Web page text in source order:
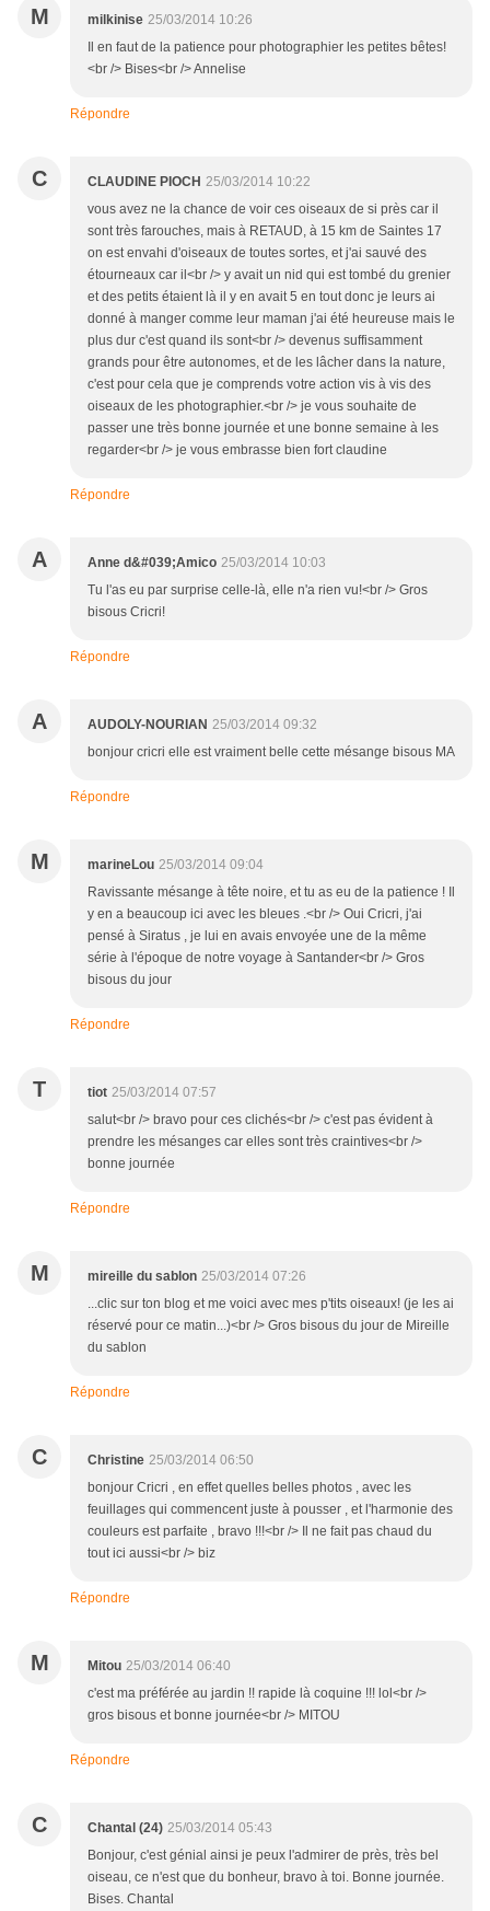
M milkinise 25/03/2014 10:26
Il en faut de la patience pour photographier les petites bêtes!
<br /> Bises<br /> Annelise
Répondre
C CLAUDINE PIOCH 25/03/2014 10:22
vous avez ne la chance de voir ces oiseaux de si près car il
sont très farouches, mais à RETAUD, à 15 km de Saintes 17
on est envahi d'oiseaux de toutes sortes, et j'ai sauvé des
étourneaux car il<br /> y avait un nid qui est tombé du grenier
et des petits étaient là il y en avait 5 en tout donc je leurs ai
donné à manger comme leur maman j'ai été heureuse mais le
plus dur c'est quand ils sont<br /> devenus suffisamment
grands pour être autonomes, et de les lâcher dans la nature,
c'est pour cela que je comprends votre action vis à vis des
oiseaux de les photographier.<br /> je vous souhaite de
passer une très bonne journée et une bonne semaine à les
regarder<br /> je vous embrasse bien fort claudine
Répondre
A Anne d&#039;Amico 25/03/2014 10:03
Tu l'as eu par surprise celle-là, elle n'a rien vu!<br /> Gros
bisous Cricri!
Répondre
A AUDOLY-NOURIAN 25/03/2014 09:32
bonjour cricri elle est vraiment belle cette mésange bisous MA
Répondre
M marineLou 25/03/2014 09:04
Ravissante mésange à tête noire, et tu as eu de la patience ! Il
y en a beaucoup ici avec les bleues .<br /> Oui Cricri, j'ai
pensé à Siratus , je lui en avais envoyée une de la même
série à l'époque de notre voyage à Santander<br /> Gros
bisous du jour
Répondre
T tiot 25/03/2014 07:57
salut<br /> bravo pour ces clichés<br /> c'est pas évident à
prendre les mésanges car elles sont très craintives<br />
bonne journée
Répondre
M mireille du sablon 25/03/2014 07:26
...clic sur ton blog et me voici avec mes p'tits oiseaux! (je les ai
réservé pour ce matin...)<br /> Gros bisous du jour de Mireille
du sablon
Répondre
C Christine 25/03/2014 06:50
bonjour Cricri , en effet quelles belles photos , avec les
feuillages qui commencent juste à pousser , et l'harmonie des
couleurs est parfaite , bravo !!!<br /> Il ne fait pas chaud du
tout ici aussi<br /> biz
Répondre
M Mitou 25/03/2014 06:40
c'est ma préférée au jardin !! rapide là coquine !!! lol<br />
gros bisous et bonne journée<br /> MITOU
Répondre
C Chantal (24) 25/03/2014 05:43
Bonjour, c'est génial ainsi je peux l'admirer de près, très bel
oiseau, ce n'est que du bonheur, bravo à toi. Bonne journée.
Bises. Chantal